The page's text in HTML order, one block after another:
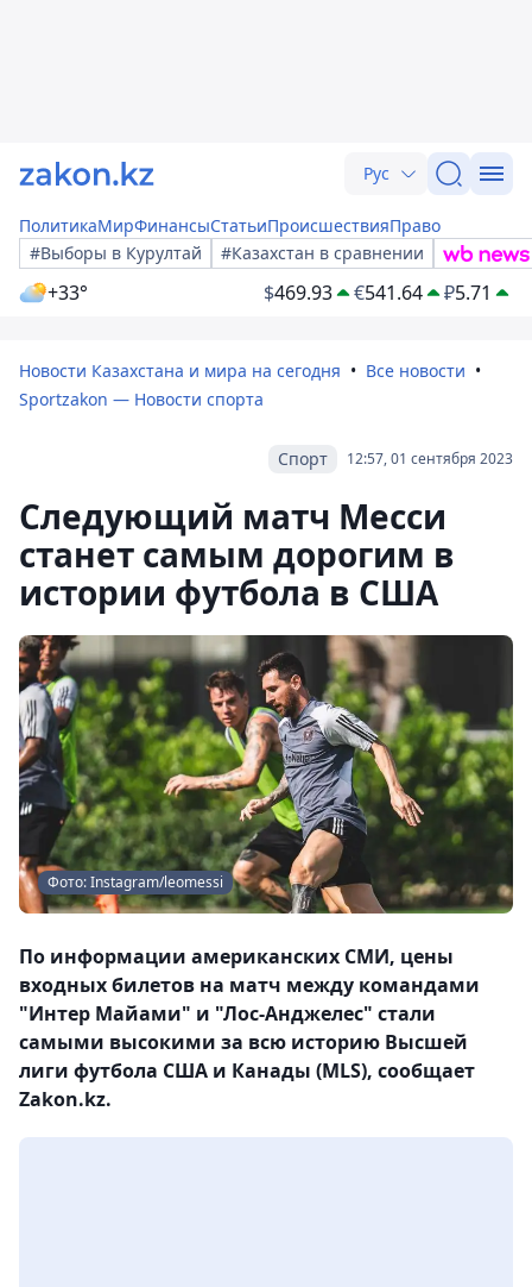
Рус
ПолитикаМирФинансыСтатьиПроисшествияПраво
#Выборы в Курултай
#Казахстан в сравнении
+33° $469.93 €541.64 ₽5.71
Новости Казахстана и мира на сегодня
Все новости
Sportzakon — Новости спорта
12:57, 01 сентября 2023
Спорт
Следующий матч Месси
станет самым дорогим в
истории футбола в США
Фото: Instagram/leomessi
По информации американских СМИ, цены
входных билетов на матч между командами
"Интер Майами" и "Лос-Анджелес" стали
самыми высокими за всю историю Высшей
лиги футбола США и Канады (MLS), сообщает
Zakon.kz.